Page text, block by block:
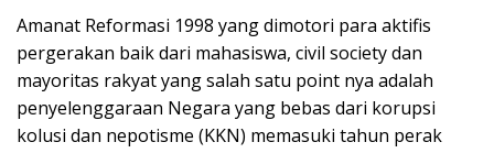
Amanat Reformasi 1998 yang dimotori para aktifis
pergerakan baik dari mahasiswa, civil society dan
mayoritas rakyat yang salah satu point nya adalah
penyelenggaraan Negara yang bebas dari korupsi
kolusi dan nepotisme (KKN) memasuki tahun perak